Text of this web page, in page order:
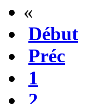
«
Début
Préc
1
2